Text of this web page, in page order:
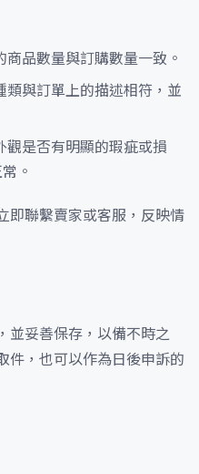
商品數量與訂購數量一致。
類與訂單上的描述相符，並
觀是否有明顯的瑕疵或損
。
即聯繫賣家或客服，反映情
並妥善保存，以備不時之
件，也可以作為日後申訴的